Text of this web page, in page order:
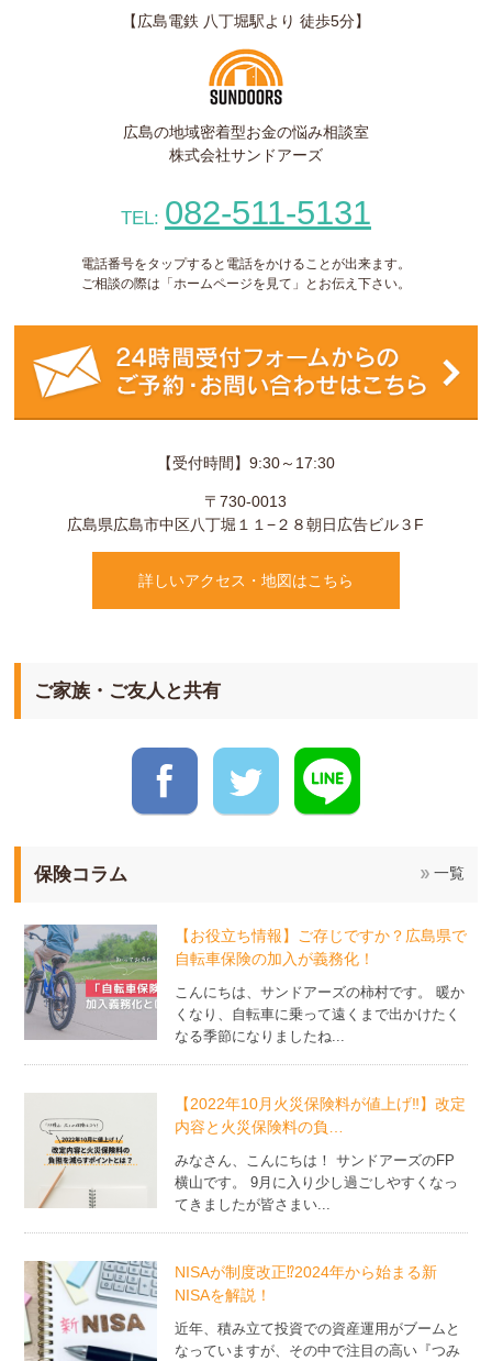
【広島電鉄 八丁堀駅より 徒歩5分】
広島の地域密着型お金の悩み相談室
株式会社サンドアーズ
TEL: 082-511-5131
電話番号をタップすると電話をかけることが出来ます。
ご相談の際は「ホームページを見て」とお伝え下さい。
【受付時間】9:30～17:30
〒730-0013
広島県広島市中区八丁堀１１−２８朝日広告ビル３F
詳しいアクセス・地図はこちら
ご家族・ご友人と共有
保険コラム 一覧
【お役立ち情報】ご存じですか？広島県で
自転車保険の加入が義務化！
こんにちは、サンドアーズの柿村です。 暖か
くなり、自転車に乗って遠くまで出かけたく
なる季節になりましたね...
【2022年10月火災保険料が値上げ‼】改定
内容と火災保険料の負…
みなさん、こんにちは！ サンドアーズのFP
横山です。 9月に入り少し過ごしやすくなっ
てきましたが皆さまい...
NISAが制度改正⁉2024年から始まる新
NISAを解説！
近年、積み立て投資での資産運用がブームと
なっていますが、その中で注目の高い『つみ